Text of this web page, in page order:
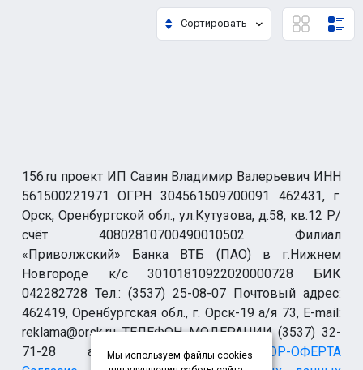
Сортировать
156.ru проект ИП Савин Владимир Валерьевич ИНН
561500221971 ОГРН 304561509700091 462431, г.
Орск, Оренбургской обл., ул.Кутузова, д.58, кв.12 Р/
счёт 40802810700490010502 Филиал
«Приволжский» Банка ВТБ (ПАО) в г.Нижнем
Новгороде к/с 30101810922020000728 БИК
042282728 Тел.: (3537) 25-08-07 Почтовый адрес:
462419, Оренбургская обл., г. Орск-19 а/я 73, E-mail:
reklama@orsk.ru ТЕЛЕФОН МОДЕРАЦИИ (3537) 32-
71-28 allsupport@orsk.ruДОГОВОР-ОФЕРТА
Мы используем файлы cookies